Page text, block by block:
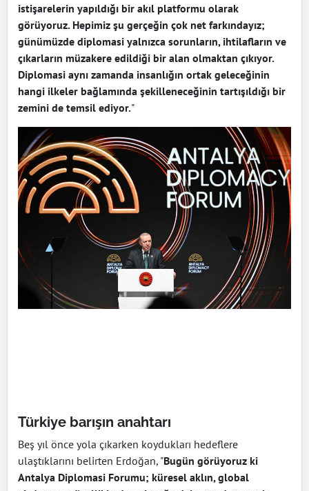
istişarelerin yapıldığı bir akıl platformu olarak
görüyoruz. Hepimiz şu gerçeğin çok net farkındayız;
günümüzde diplomasi yalnızca sorunların, ihtilafların ve
çıkarların müzakere edildiği bir alan olmaktan çıkıyor.
Diplomasi aynı zamanda insanlığın ortak geleceğinin
hangi ilkeler bağlamında şekilleneceğinin tartışıldığı bir
zemini de temsil ediyor."
Türkiye barışın anahtarı
Beş yıl önce yola çıkarken koydukları hedeflere
ulaştıklarını belirten Erdoğan, "Bugün görüyoruz ki
Antalya Diplomasi Forumu; küresel aklın, global